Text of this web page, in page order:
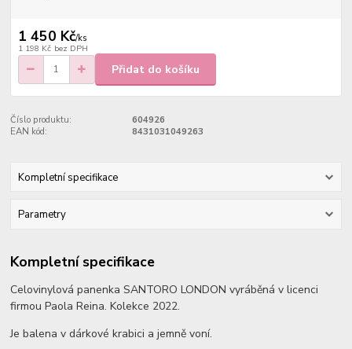
1 450 Kč/ks
1 198 Kč bez DPH
Přidat do košíku
Číslo produktu:
604926
EAN kód:
8431031049263
Kompletní specifikace
Parametry
Kompletní specifikace
Celovinylová panenka SANTORO LONDON vyráběná v licenci
firmou Paola Reina. Kolekce 2022.
Je balena v dárkové krabici a jemně voní.